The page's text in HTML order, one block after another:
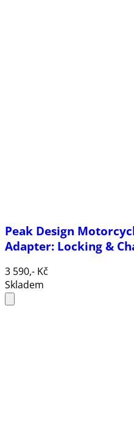
Peak Design
Adapter: Locking &
3 590,- Kč
Skladem